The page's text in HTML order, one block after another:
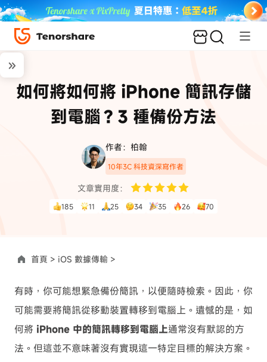
如何將如何將 iPhone 簡訊存儲
到電腦？3 種備份方法
作者：柏翰
10年3C 科技資深寫作者
文章實用度：
185 11 25 34 35 26 70
首頁 > iOS 數據傳輸 >
有時，你可能想緊急備份簡訊，以便隨時檢索。因此，你
可能需要將簡訊從移動裝置轉移到電腦上。遺憾的是，如
何將 iPhone 中的簡訊轉移到電腦上通常沒有默認的方
法。但這並不意味著沒有實現這一特定目標的解決方案。